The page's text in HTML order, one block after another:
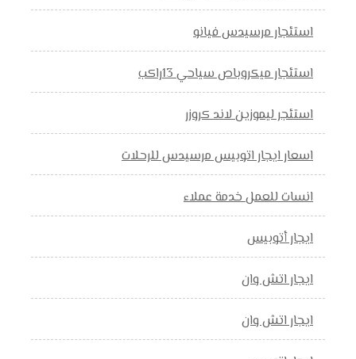
استئجار مرسيدس فيانو
استئجار ميكروباص سياحي 13راكب
استئجر ليموزين لاند كروزر
اسعار ايجار اتوبيس مرسيدس للرحلات
انسات للعمل خدمة عملاء
ايجار أتوبيس
ايجار اتش وان
ايجار اتش وان